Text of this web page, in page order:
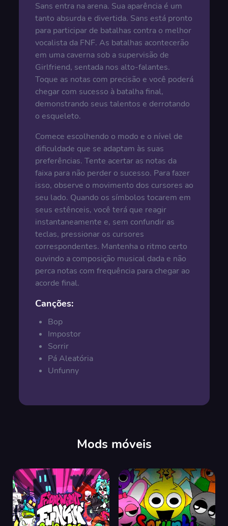
Sans entra na arena. Sua aparência é um
tanto absurda e divertida. Sans está pronto
para participar de batalhas contra o melhor
vocalista da FNF. As batalhas acontecerão
em uma caverna sob a supervisão de
Girlfriend, sentada nos alto-falantes.
Toque as notas com precisão e você poderá
chegar com sucesso à batalha final,
demonstrando seus talentos e derrotando
o esqueleto.
Comece escolhendo o modo e o nível de
dificuldade que se adaptam às suas
preferências. Tente acertar as notas da
faixa para não perder o sucesso. Para fazer
isso, observe o movimento dos cursores ao
seu lado. Quando os símbolos tocarem em
seus estênceis, você terá que reagir
instantaneamente e, sem confundir as
teclas, pressionar os cursores
correspondentes. Mantenha o ritmo certo
ouvindo a composição musical dada e não
perca notas com frequência para chegar ao
acorde final.
Canções:
Bop
Impostor
Sorrir
Pá Aleatória
Unfunny
Mods móveis